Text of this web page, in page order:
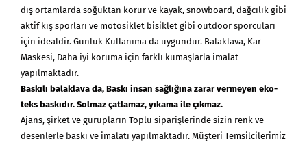
dış ortamlarda soğuktan korur ve kayak, snowboard, dağcılık gibi
aktif kış sporları ve motosiklet bisiklet gibi outdoor sporcuları
için idealdir. Günlük Kullanıma da uygundur. Balaklava, Kar
Maskesi, Daha iyi koruma için farklı kumaşlarla imalat
yapılmaktadır.
Baskılı balaklava da, Baskı insan sağlığına zarar vermeyen eko-
teks baskıdır. Solmaz çatlamaz, yıkama ile çıkmaz.
Ajans, şirket ve gurupların Toplu siparişlerinde sizin renk ve
desenlerle baskı ve imalatı yapılmaktadır. Müşteri Temsilcilerimiz